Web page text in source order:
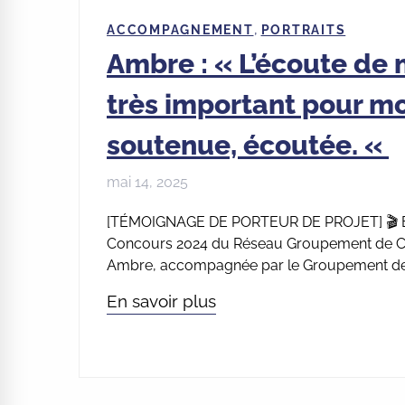
ACCOMPAGNEMENT, PORTRAITS
Ambre : « L’écoute
très important pour
soutenue, écoutée. «
mai 14, 2025
[TÉMOIGNAGE DE PORTEUR DE PROJET]
Concours 2024 du Réseau Groupement de
Ambre, accompagnée par le Groupement
En savoir plus